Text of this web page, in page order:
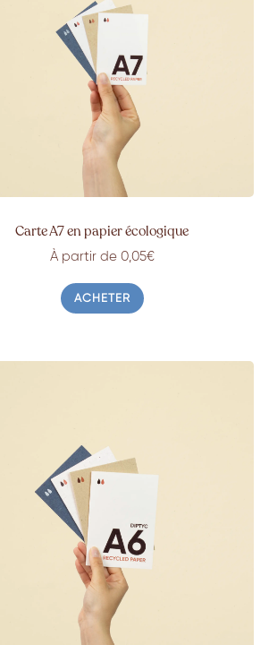
Carte A7 en papier écologique
À partir de 0,05€
ACHETER